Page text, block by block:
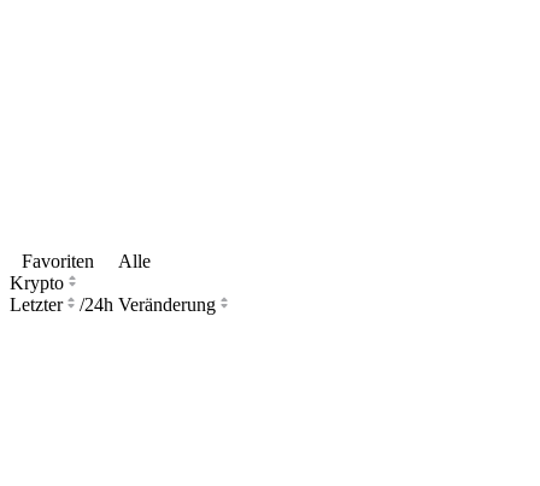
Favoriten
Alle
Krypto
Letzter
/24h Veränderung